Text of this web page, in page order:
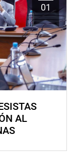
01
AL